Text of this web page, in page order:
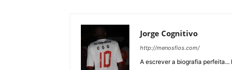
Jorge Cognitivo
http://menosfios.com/
A escrever a biografia perfeita...